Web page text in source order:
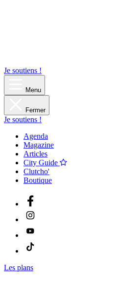
Je soutiens !
Menu
Fermer
Je soutiens !
Agenda
Magazine
Articles
City Guide
Clutcho'
Boutique
Les plans